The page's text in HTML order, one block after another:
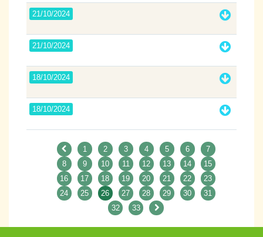
21/10/2024
21/10/2024
18/10/2024
18/10/2024
1 2 3 4 5 6
7
8
9 10 11 12 13 14
15
16
17 18 19 20 21 22
23
24
25 26 27 28 29 30
31
32
33